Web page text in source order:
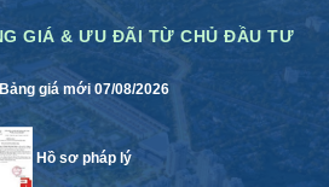
GIÁ & ƯU ĐÃI TỪ CHỦ ĐẦU TƯ
Bảng giá mới 07/08/2026
Hồ sơ pháp lý